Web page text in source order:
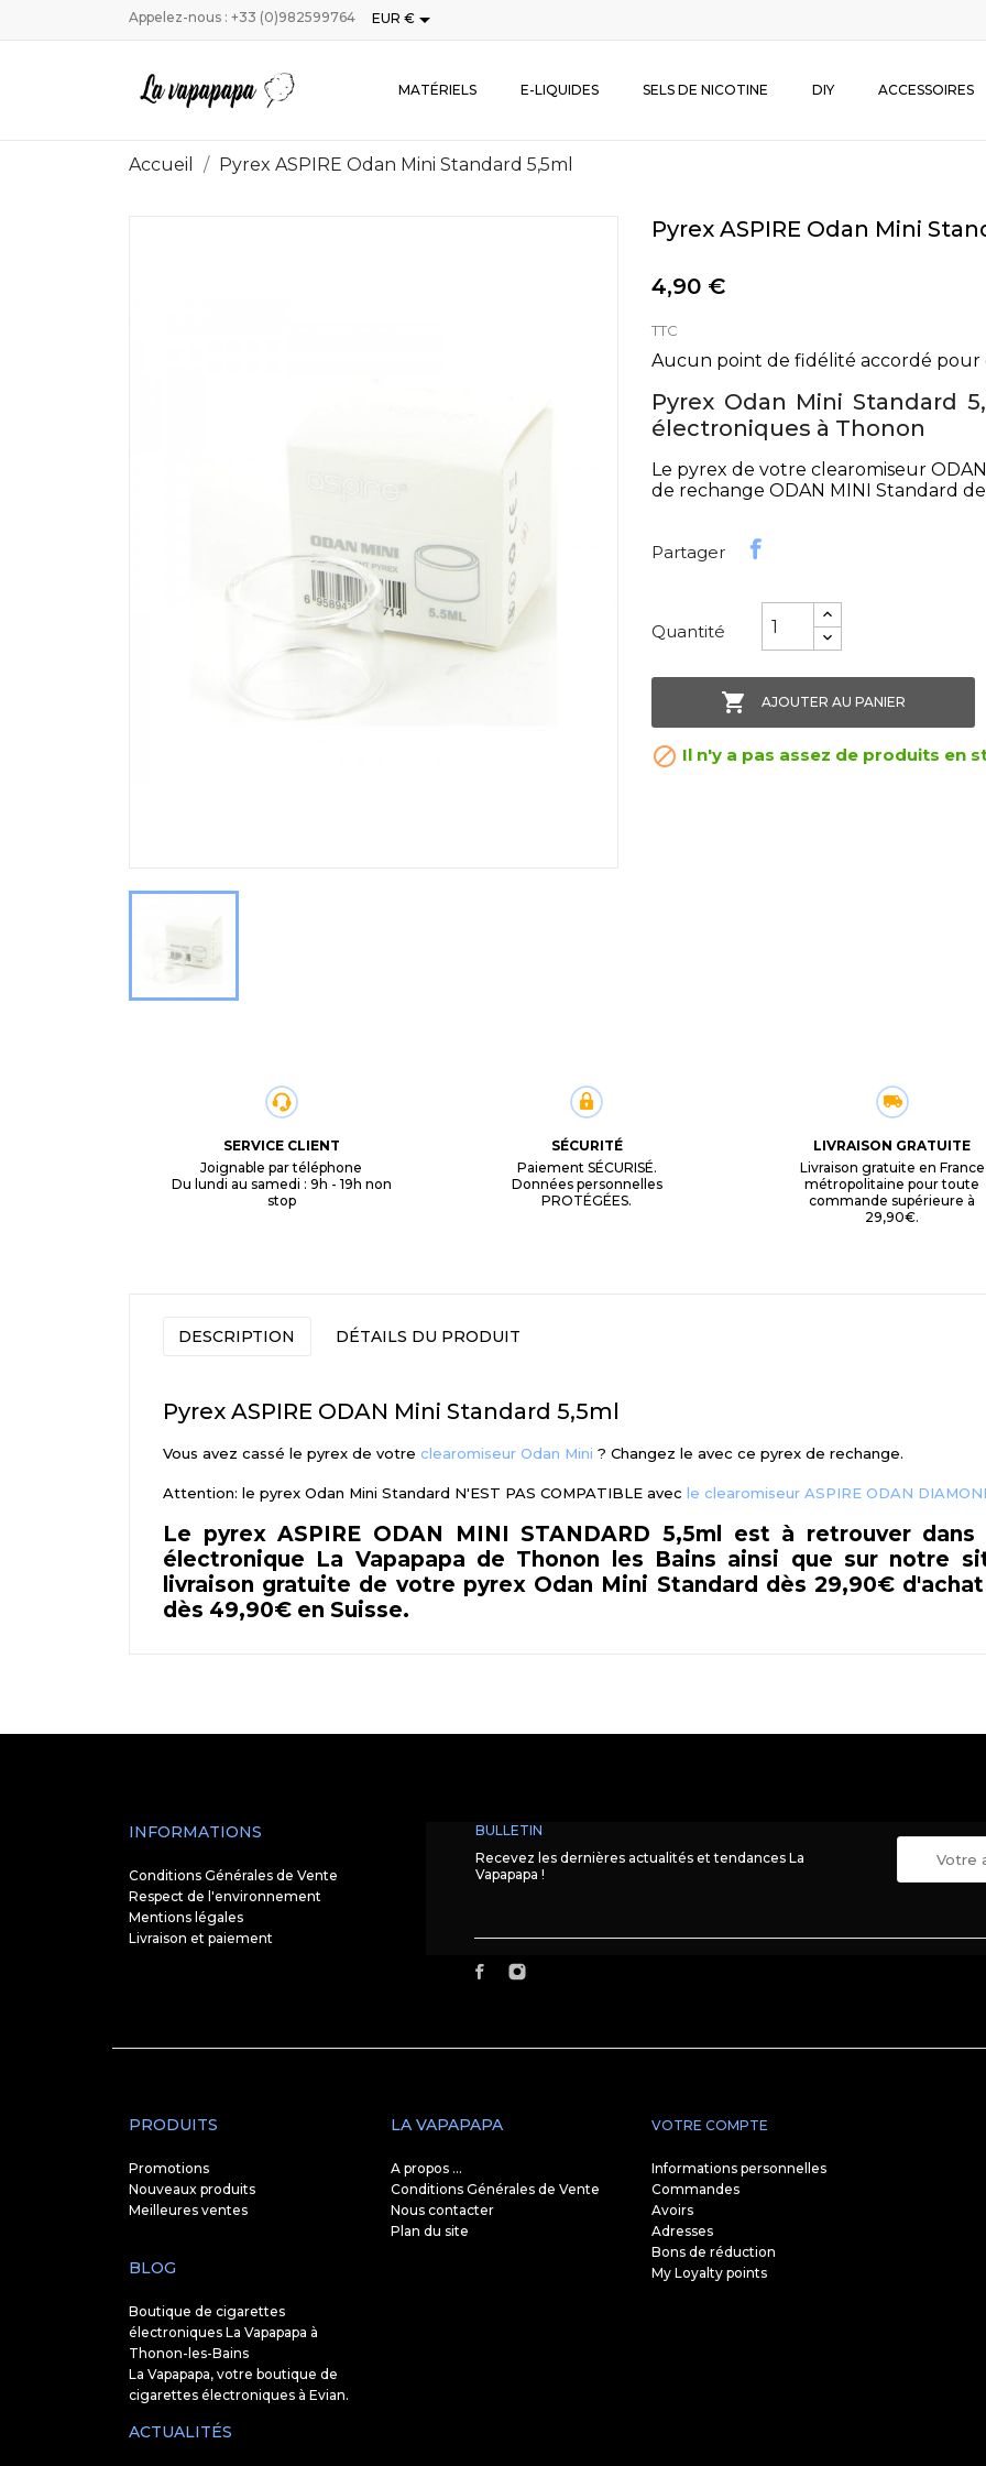
Appelez-nous : +33 (0)982599764 EUR €
MATÉRIELS E-LIQUIDES SELS DE NICOTINE DIY ACCESSOIRES
Accueil Pyrex ASPIRE Odan Mini Standard 5,5ml
Pyrex ASPIRE Odan Mini
4,90 €
TTC
Aucun point de fidélité accordé pour
Pyrex Odan Mini Standard
électroniques à Thonon
Le pyrex de votre clearomiseur
de rechange ODAN MINI Standard de
Partager
Quantité
 AJOUTER AU PANIER
 Il n'y a pas assez de produits en
SERVICE CLIENT
Joignable par téléphone
Du lundi au samedi : 9h - 19h non
stop
SÉCURITÉ
Paiement SÉCURISÉ.
Données personnelles
PROTÉGÉES.
LIVRAISON GRATUITE
Livraison gratuite en France
métropolitaine pour toute
commande supérieure à
29,90€.
DESCRIPTION DÉTAILS DU PRODUIT
Pyrex ASPIRE ODAN Mini Standard 5,5ml
Vous avez cassé le pyrex de votre clearomiseur Odan Mini ? Changez le avec ce pyrex de rechange.
Attention: le pyrex Odan Mini Standard N'EST PAS COMPATIBLE avec le clearomiseur ASPIRE ODAN
Le pyrex ASPIRE ODAN MINI STANDARD 5,5ml est à retrouver
électronique La Vapapapa de Thonon les Bains ainsi que sur notre
livraison gratuite de votre pyrex Odan Mini Standard dès 29,90€
dès 49,90€ en Suisse.
INFORMATIONS
Conditions Générales de Vente
Respect de l'environnement
Mentions légales
Livraison et paiement
BULLETIN
Recevez les dernières actualités et tendances La
Vapapapa !
PRODUITS
Promotions
Nouveaux produits
Meilleures ventes
LA VAPAPAPA
A propos ...
Conditions Générales de Vente
Nous contacter
Plan du site
BLOG
Boutique de cigarettes
électroniques La Vapapapa à
Thonon-les-Bains
La Vapapapa, votre boutique de
cigarettes électroniques à Evian.
VOTRE COMPTE
Informations personnelles
Commandes
Avoirs
Adresses
Bons de réduction
My Loyalty points
ACTUALITÉS